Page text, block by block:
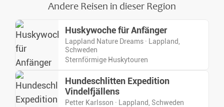
Andere Reisen in dieser Region
Huskywoche für Anfänger
Lappland Nature Dreams · Lappland,
Schweden
Sternförmige Huskytouren
Hundeschlitten Expedition
Vindelfjällens
Petter Karlsson · Lappland, Schweden